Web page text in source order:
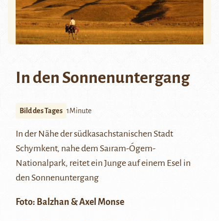
In den Sonnenuntergang
Bild des Tages 1Minute
In der Nähe der südkasachstanischen Stadt
Schymkent, nahe dem Saıram-Ógem-
Nationalpark, reitet ein Junge auf einem Esel in
den Sonnenuntergang
Foto: Balzhan & Axel Monse